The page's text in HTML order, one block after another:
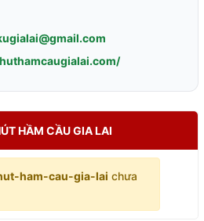
HẦM CẦU GIA LAI
ham-cau-gia-lai chưa